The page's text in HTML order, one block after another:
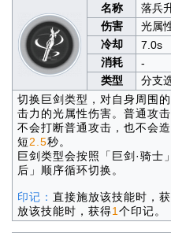
名称
落兵
伤害
光属
冷却
7.0s
消耗
-
类型
分支
切换巨剑类型，对自身周围
击力的光属性伤害。普通攻
不会打断普通攻击，也不会
短2.5秒。
巨剑类型会按照「巨剑·骑士
后」顺序循环切换。
印记： 直接施放该技能时，
放该技能时，获得1 个印记。